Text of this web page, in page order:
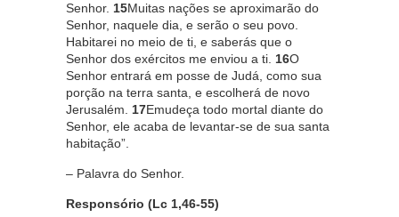
Senhor. 15Muitas nações se aproximarão do
Senhor, naquele dia, e serão o seu povo.
Habitarei no meio de ti, e saberás que o
Senhor dos exércitos me enviou a ti. 16O
Senhor entrará em posse de Judá, como sua
porção na terra santa, e escolherá de novo
Jerusalém. 17Emudeça todo mortal diante do
Senhor, ele acaba de levantar-se de sua santa
habitação”.
– Palavra do Senhor.
Responsório (Lc 1,46-55)